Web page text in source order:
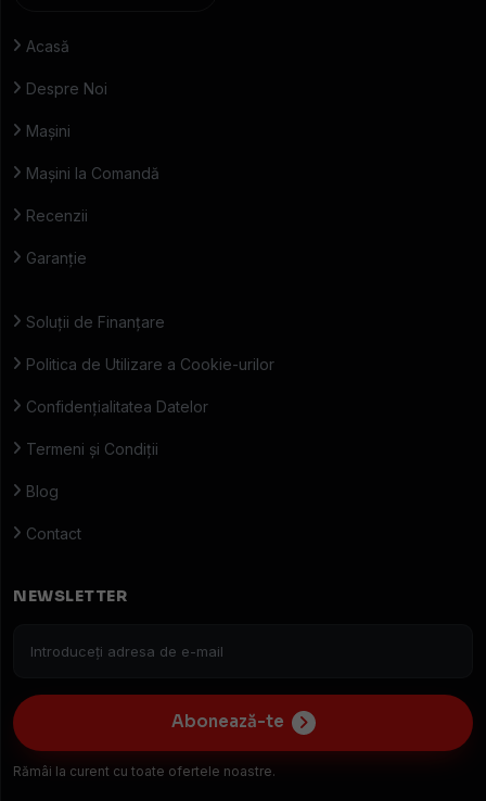
Acasă
Despre Noi
Mașini
Mașini la Comandă
Recenzii
Garanție
Soluții de Finanțare
Politica de Utilizare a Cookie-urilor
Confidențialitatea Datelor
Termeni și Condiții
Blog
Contact
NEWSLETTER
Abonează-te
Rămâi la curent cu toate ofertele noastre.